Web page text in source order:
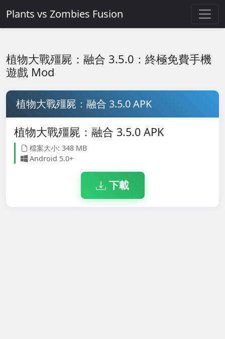
Plants vs Zombies Fusion
植物大戰殭屍：融合 3.5.0：終極免費手機
遊戲 Mod
植物大戰殭屍：融合 3.5.0 APK
植物大戰殭屍：融合 3.5.0 APK
檔案大小: 348 MB
Android 5.0+
下載